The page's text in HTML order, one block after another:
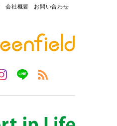
会社概要 お問い合わせ